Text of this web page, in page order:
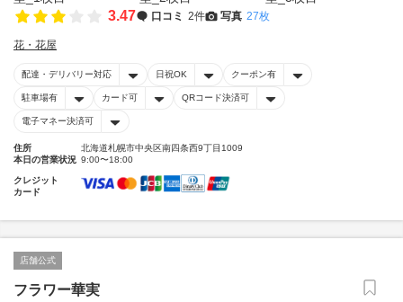
3.47 口コミ 2件 写真 27枚
花・花屋
配達・デリバリー対応 日祝OK クーポン有
駐車場有 カード可 QRコード決済可
電子マネー決済可
住所
北海道札幌市中央区南四条西9丁目1009
本日の営業状況 9:00〜18:00
クレジット
カード
店舗公式
フラワー華実